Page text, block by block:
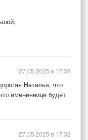
Наталья, что
имениннице будет
27.05.2025 в 17:39
27.05.2025 в 17:32